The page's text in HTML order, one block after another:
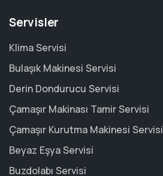
Servisler
Klima Servisi
Bulaşık Makinesi Servisi
Derin Dondurucu Servisi
Çamaşır Makinası Tamir Servisi
Çamaşır Kurutma Makinesi Servisi
Beyaz Eşya Servisi
Buzdolabı Servisi